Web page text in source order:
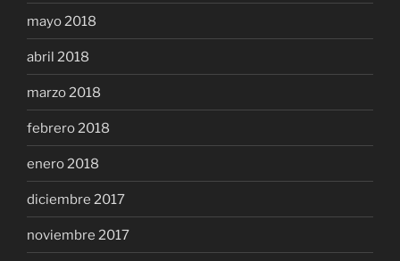
mayo 2018
abril 2018
marzo 2018
febrero 2018
enero 2018
diciembre 2017
noviembre 2017